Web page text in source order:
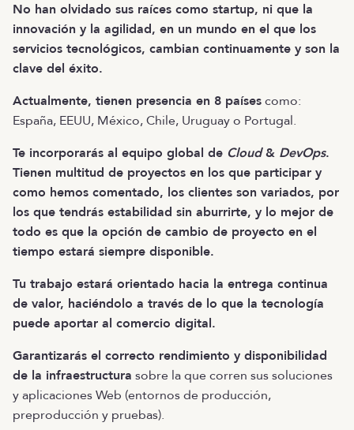
No han olvidado sus raíces como startup, ni que la
innovación y la agilidad, en un mundo en el que los
servicios tecnológicos, cambian continuamente y son la
clave del éxito.
Actualmente, tienen presencia en 8 paísescomo:
España, EEUU, México, Chile, Uruguay o Portugal.
Te incorporarás al equipo global de Cloud& DevOps.
Tienen multitud de proyectos en los que participar y
como hemos comentado, los clientes son variados, por
los que tendrás estabilidad sin aburrirte, y lo mejor de
todo es que la opción de cambio de proyecto en el
tiempo estará siempre disponible.
Tu trabajo estará orientado hacia la entrega continua
de valor, haciéndolo a través de lo que la tecnología
puede aportar al comercio digital.
Garantizarás el correcto rendimiento y disponibilidad
de la infraestructura sobre la que corren sus soluciones
y aplicaciones Web (entornos de producción,
preproducción y pruebas).